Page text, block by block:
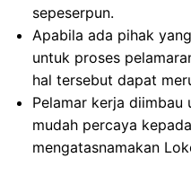
sepeserpun.
Apabila ada pihak
untuk proses
hal tersebut dapat
Pelamar kerja
mudah percaya
mengatasnamakan